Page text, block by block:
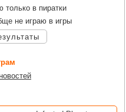
только в пиратки
не играю в игры